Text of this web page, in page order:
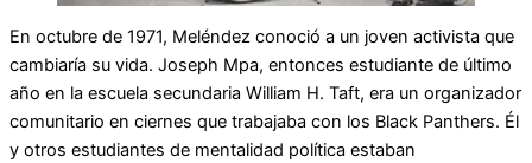
En octubre de 1971, Meléndez conoció a un joven activista que
cambiaría su vida. Joseph Mpa, entonces estudiante de último
año en la escuela secundaria William H. Taft, era un organizador
comunitario en ciernes que trabajaba con los Black Panthers. Él
y otros estudiantes de mentalidad política estaban